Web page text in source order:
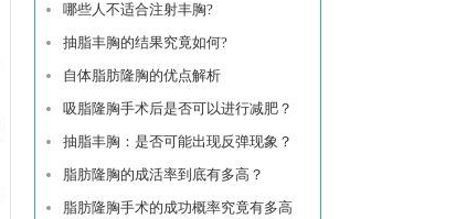
哪些人不适合注射丰胸?
抽脂丰胸的结果究竟如何?
自体脂肪隆胸的优点解析
吸脂隆胸手术后是否可以进行减肥？
抽脂丰胸：是否可能出现反弹现象？
脂肪隆胸的成活率到底有多高？
脂肪隆胸手术的成功概率究竟有多高